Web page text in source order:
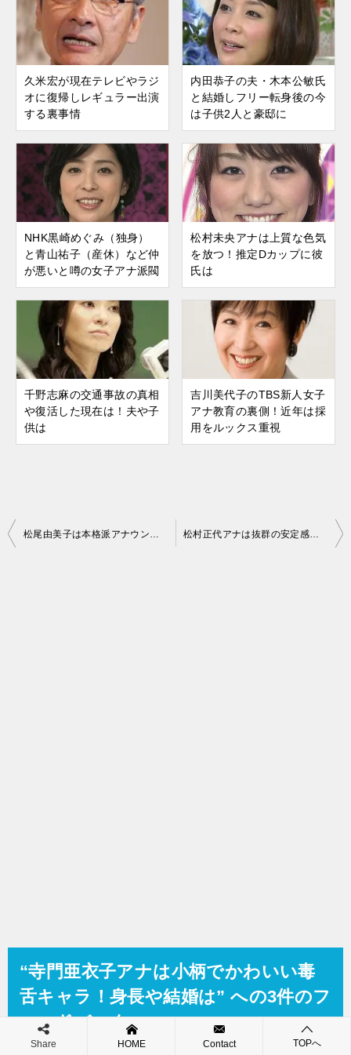
久米宏が現在テレビやラジ
オに復帰しレギュラー出演
する裏事情
内田恭子の夫・木本公敏氏
と結婚しフリー転身後の今
は子供2人と豪邸に
NHK黒崎めぐみ（独身）
と青山祐子（産休）など仲
が悪いと噂の女子アナ派閥
松村未央アナは上質な色気
を放つ！推定Dカップに彼
氏は
千野志麻の交通事故の真相
や復活した現在は！夫や子
供は
吉川美代子のTBS新人女子
アナ教育の裏側！近年は採
用をルックス重視
投
松尾由美子は本格派アナウンサーも彼氏に結婚は！新潟のホテルでスキャンダル 松村正代アナは抜群の安定感を誇る優等生！結婚は
“寺門亜衣子アナは小柄でかわいい毒
舌キャラ！身長や結婚は” への3件のフ
ィードバック
Share HOME Contact TOPへ